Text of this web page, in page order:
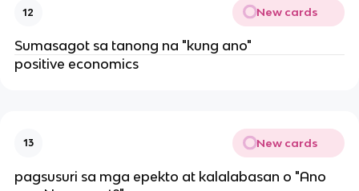
12 New cards
Sumasagot sa tanong na "kung ano"
positive economics
13 New cards
pagsusuri sa mga epekto at kalalabasan o "Ano